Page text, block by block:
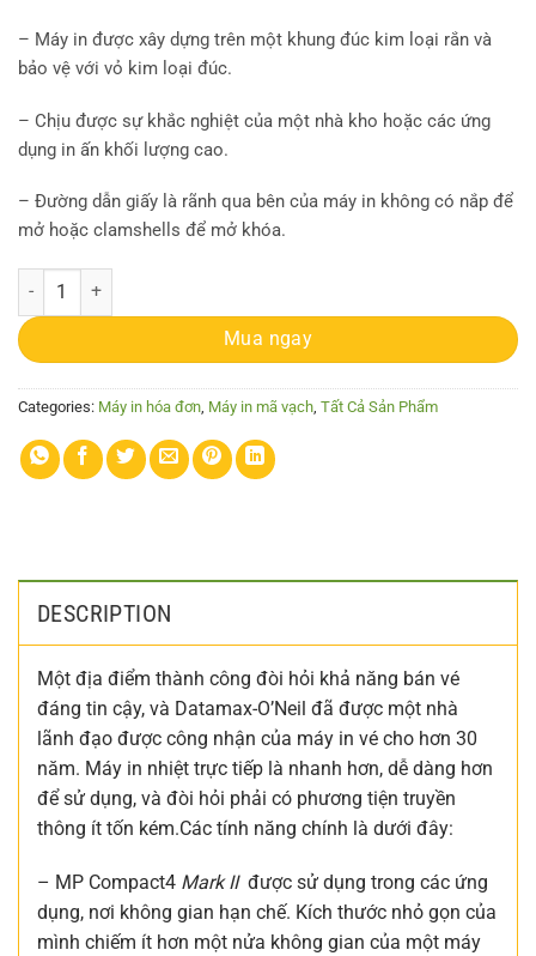
– Máy in được xây dựng trên một khung đúc kim loại rắn và
bảo vệ với vỏ kim loại đúc.
– Chịu được sự khắc nghiệt của một nhà kho hoặc các ứng
dụng in ấn khối lượng cao.
– Đường dẫn giấy là rãnh qua bên của máy in không có nắp để
mở hoặc clamshells để mở khóa.
Máy in Datamax-O'Neil MP Compact4 Mark II quantity
Mua ngay
Categories: Máy in hóa đơn Máy in mã vạch Tất Cả Sản Phẩm
DESCRIPTION
Một địa điểm thành công đòi hỏi khả năng bán vé
đáng tin cậy, và Datamax-O’Neil đã được một nhà
lãnh đạo được công nhận của máy in vé cho hơn 30
năm. Máy in nhiệt trực tiếp là nhanh hơn, dễ dàng hơn
để sử dụng, và đòi hỏi phải có phương tiện truyền
thông ít tốn kém.Các tính năng chính là dưới đây:
– MP Compact4 Mark IIđược sử dụng trong các ứng
dụng, nơi không gian hạn chế. Kích thước nhỏ gọn của
mình chiếm ít hơn một nửa không gian của một máy